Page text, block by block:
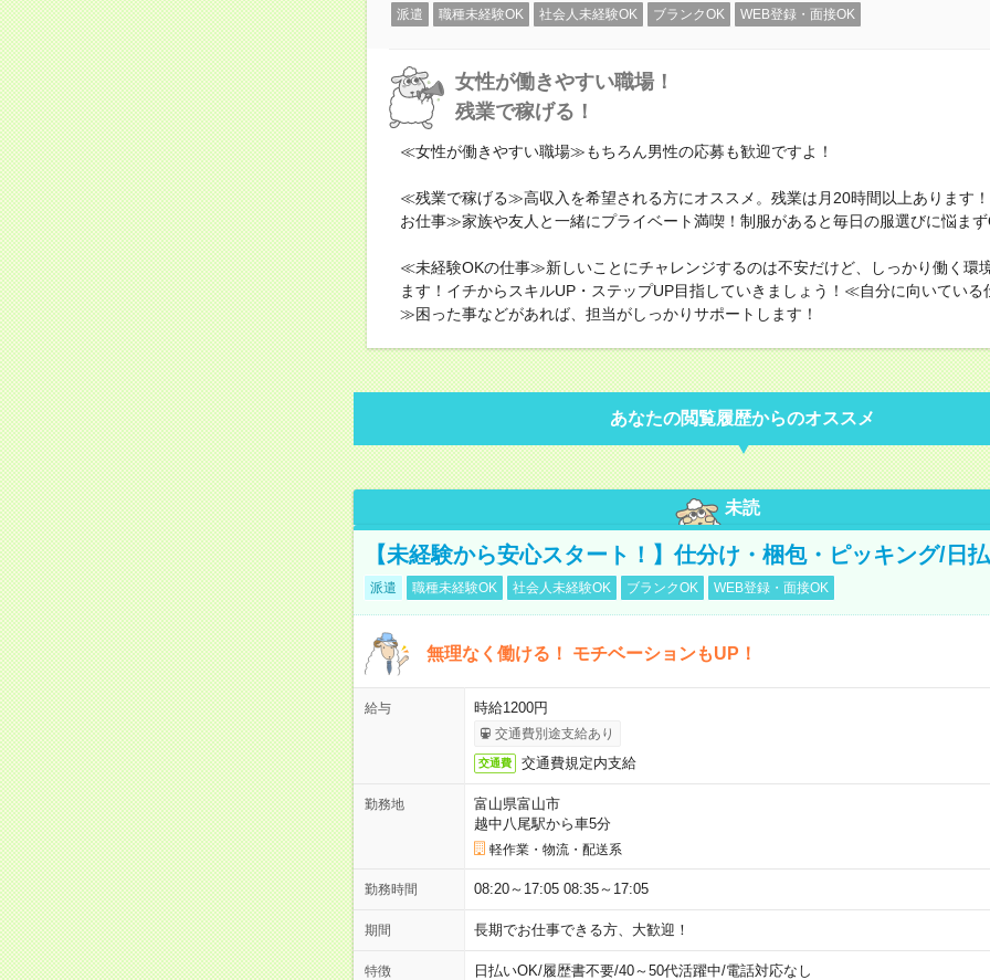
派遣 職種未経験OK 社会人未経験OK ブランクOK WEB登録・面接OK
女性が働きやすい職場！
残業で稼げる！
≪女性が働きやすい職場≫もちろん男性の応募も歓迎ですよ！
≪残業で稼げる≫高収入を希望される方にオススメ。残業は月20時間以上あります
お仕事≫家族や友人と一緒にプライベート満喫！制服があると毎日の服選びに悩ま
≪未経験OKの仕事≫新しいことにチャレンジするのは不安だけど、しっかり働く環
ます！イチからスキルUP・ステップUP目指していきましょう！≪自分に向いている
≫困った事などがあれば、担当がしっかりサポートします！
あなたの閲覧履歴からのオススメ
未読
【未経験から安心スタート！】仕分け・梱包・ピッキング/日
派遣 職種未経験OK 社会人未経験OK ブランクOK WEB登録・面接OK
無理なく働ける！ モチベーションもUP！
給与 時給1200円
交通費別途支給あり
交通費 交通費規定内支給
勤務地
富山県富山市
越中八尾駅から車5分
軽作業・物流・配送系
勤務時間 08:20～17:05 08:35～17:05
期間 長期でお仕事できる方、大歓迎！
特徴 日払いOK/履歴書不要/40～50代活躍中/電話対応なし